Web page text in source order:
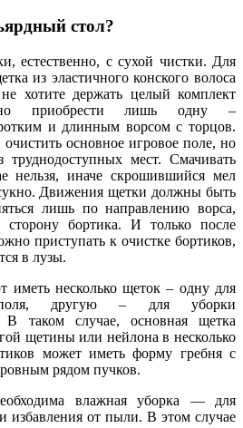
стол?
естественно, с сухой чистки. Для
из эластичного конского волоса
хотите держать целый комплект
приобрести лишь одну –
и длинным ворсом с торцов.
основное игровое поле, но
мест. Смачивать
нельзя, иначе скрошившийся мел
Движения щетки должны быть
лишь по направлению ворса,
бортика. И только после
приступать к очистке бортиков,
в лузы.
иметь несколько щеток – одну для
поля, другую – для уборки
В таком случае, основная щетка
щетины или нейлона в несколько
может иметь форму гребня с
рядом пучков.
влажная уборка — для
избавления от пыли. В этом случае